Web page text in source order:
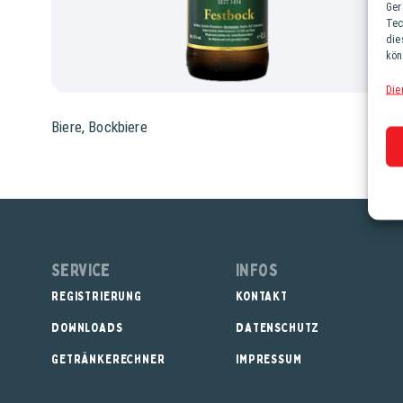
Biere, Bockbiere
Service
REGISTRIERUNG
DOWNLOADS
GETRÄNKERECHNER
Infos
KONTAKT
DATENSCHUTZ
IMPRESSUM